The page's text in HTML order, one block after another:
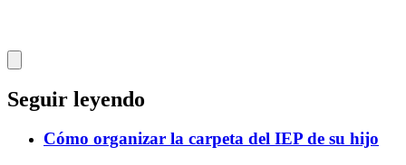
Seguir leyendo
Cómo organizar la carpeta del IEP de su hijo